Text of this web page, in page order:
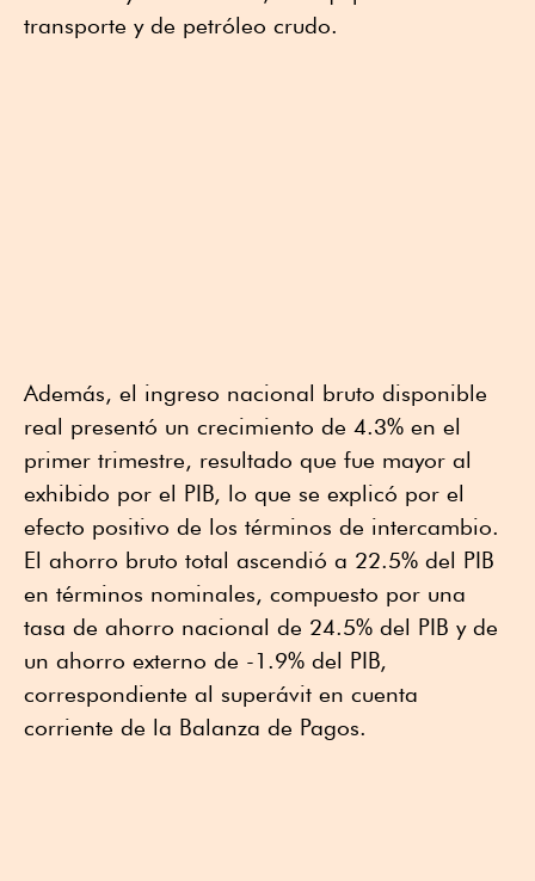
transporte y de petróleo crudo.
Además, el ingreso nacional bruto disponible
real presentó un crecimiento de 4.3% en el
primer trimestre, resultado que fue mayor al
exhibido por el PIB, lo que se explicó por el
efecto positivo de los términos de intercambio.
El ahorro bruto total ascendió a 22.5% del PIB
en términos nominales, compuesto por una
tasa de ahorro nacional de 24.5% del PIB y de
un ahorro externo de -1.9% del PIB,
correspondiente al superávit en cuenta
corriente de la Balanza de Pagos.